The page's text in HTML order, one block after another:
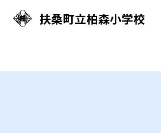
扶桑町立柏森小学校